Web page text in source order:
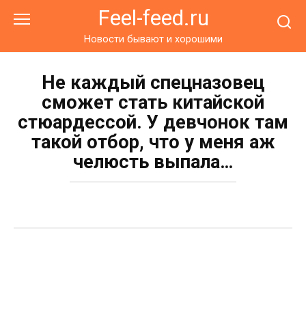
Feel-feed.ru
Новости бывают и хорошими
Не каждый спецназовец
сможет стать китайской
стюардессой. У девчонок там
такой отбор, что у меня аж
челюсть выпала…